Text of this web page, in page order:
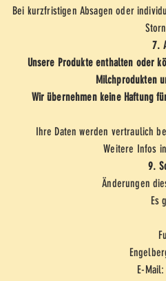
Bei kurzfristigen Absagen oder
7.
Unsere Produkte enthalten oder
Milchprodukten
Wir übernehmen keine Haftung
Ihre Daten werden vertraulich
Weitere Infos
9.
Änderungen
Es
E-